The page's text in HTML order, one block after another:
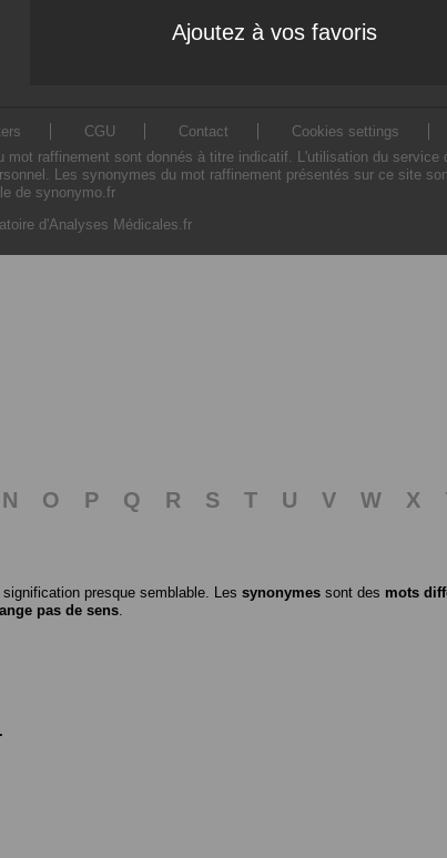
Ajoutez à vos favoris
CGU Contact
Cookies settings
raffinement sont donnés à titre indicatif. L'utilisation du service
Les synonymes du mot raffinement présentés sur ce site
de synonymo.fr
d'Analyses Médicales.fr
N O P Q R S T U V W X
presque semblable. Les synonymes sont des mots
pas de sens